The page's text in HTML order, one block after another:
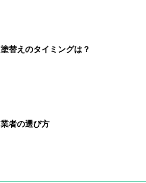
塗替えのタイミングは？
業者の選び方